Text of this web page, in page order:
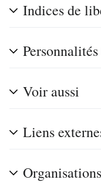
Indices de
Voir aussi
Liens
Organisations